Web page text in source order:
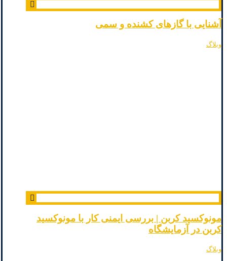
آشنایی با گازهای کشنده و سمی
وبلاگ
مونوکسید کربن | بررسی ایمنی کار با مونوکسید
کربن در آزمایشگاه
وبلاگ